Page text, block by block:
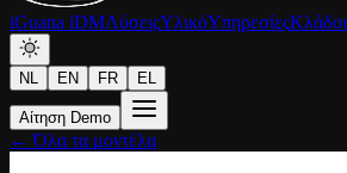
iGuana iDMΛύσειςΥλικόΥπηρεσίεςΚλάδοι
NL EN FR EL
Αίτηση Demo
← Όλα τα μοντέλα